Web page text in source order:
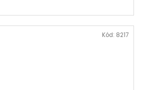
Kód: 8217